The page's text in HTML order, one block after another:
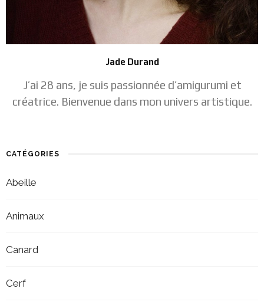
Jade Durand
J’ai 28 ans, je suis passionnée d’amigurumi et
créatrice. Bienvenue dans mon univers artistique.
CATÉGORIES
Abeille
Animaux
Canard
Cerf